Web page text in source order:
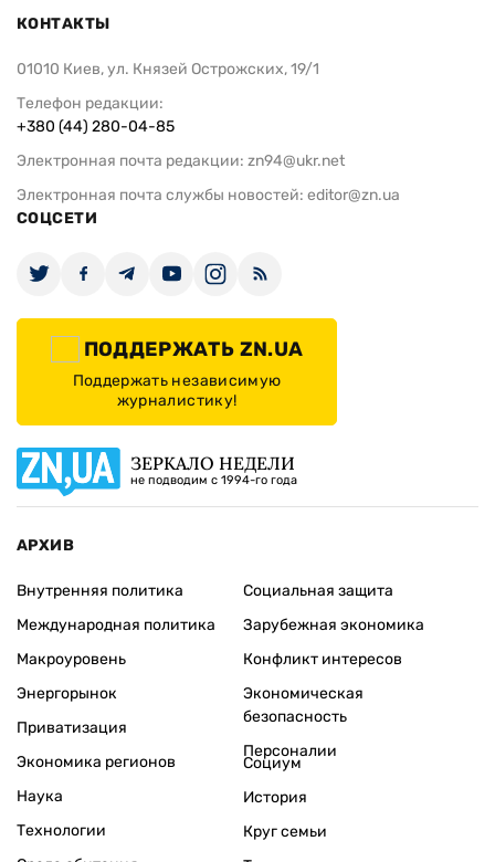
КОНТАКТЫ
01010 Киев, ул. Князей Острожских, 19/1
Телефон редакции:
+380 (44) 280-04-85
Электронная почта редакции: zn94@ukr.net
Электронная почта службы новостей: editor@zn.ua
СОЦСЕТИ
ПОДДЕРЖАТЬ ZN.UA
Поддержать независимую
журналистику!
ЗЕРКАЛО НЕДЕЛИ
не подводим с 1994-го года
АРХИВ
Внутренняя политика
Международная политика
Макроуровень
Энергорынок
Приватизация
Экономика регионов
Социальная защита
Зарубежная экономика
Конфликт интересов
Экономическая
безопасность
Персоналии
Наука
Технологии
Социум
История
Круг семьи